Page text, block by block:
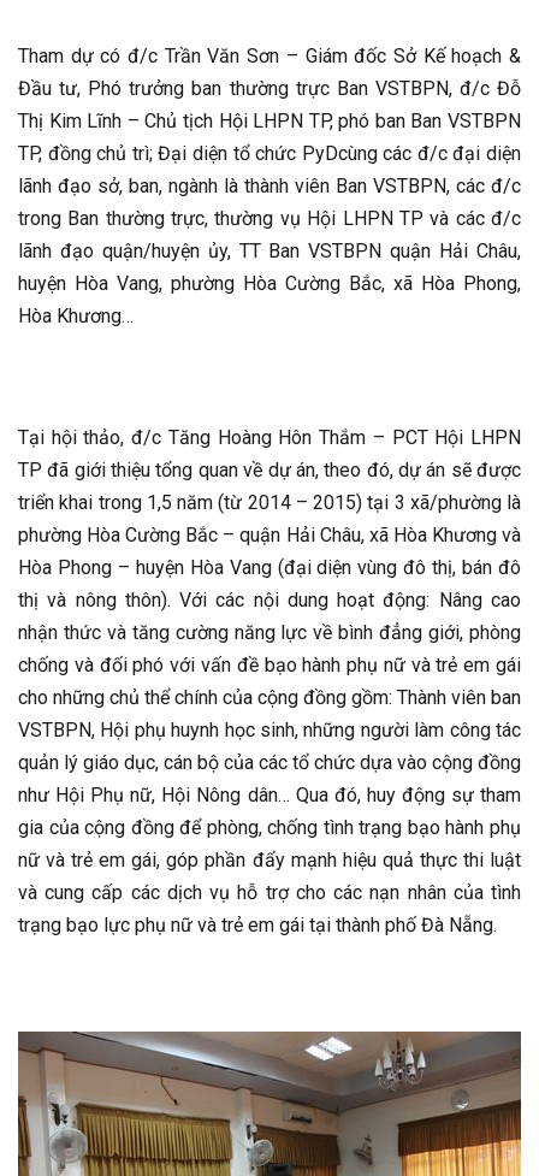
Tham dự có đ/c Trần Văn Sơn – Giám đốc Sở Kế hoạch &
Đầu tư, Phó trưởng ban thường trực Ban VSTBPN, đ/c Đỗ
Thị Kim Lĩnh – Chủ tịch Hội LHPN TP, phó ban Ban VSTBPN
TP, đồng chủ trì; Đại diện tổ chức PyDcùng các đ/c đại diện
lãnh đạo sở, ban, ngành là thành viên Ban VSTBPN, các đ/c
trong Ban thường trực, thường vụ Hội LHPN TP và các đ/c
lãnh đạo quận/huyện ủy, TT Ban VSTBPN quận Hải Châu,
huyện Hòa Vang, phường Hòa Cường Bắc, xã Hòa Phong,
Hòa Khương…
Tại hội thảo, đ/c Tăng Hoàng Hôn Thắm – PCT Hội LHPN
TP đã giới thiệu tổng quan về dự án, theo đó, dự án sẽ được
triển khai trong 1,5 năm (từ 2014 – 2015) tại 3 xã/phường là
phường Hòa Cường Bắc – quận Hải Châu, xã Hòa Khương và
Hòa Phong – huyện Hòa Vang (đại diện vùng đô thị, bán đô
thị và nông thôn). Với các nội dung hoạt động: Nâng cao
nhận thức và tăng cường năng lực về bình đẳng giới, phòng
chống và đối phó với vấn đề bạo hành phụ nữ và trẻ em gái
cho những chủ thể chính của cộng đồng gồm: Thành viên ban
VSTBPN, Hội phụ huynh học sinh, những người làm công tác
quản lý giáo dục, cán bộ của các tổ chức dựa vào cộng đồng
như Hội Phụ nữ, Hội Nông dân… Qua đó, huy động sự tham
gia của cộng đồng để phòng, chống tình trạng bạo hành phụ
nữ và trẻ em gái, góp phần đẩy mạnh hiệu quả thực thi luật
và cung cấp các dịch vụ hỗ trợ cho các nạn nhân của tình
trạng bạo lực phụ nữ và trẻ em gái tại thành phố Đà Nẵng.